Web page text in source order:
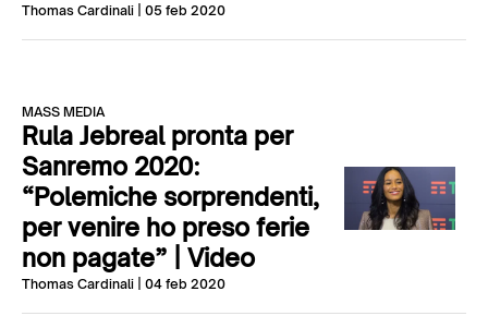
Thomas Cardinali | 05 feb 2020
MASS MEDIA
Rula Jebreal pronta per
Sanremo 2020:
“Polemiche sorprendenti,
per venire ho preso ferie
non pagate” | Video
Thomas Cardinali | 04 feb 2020